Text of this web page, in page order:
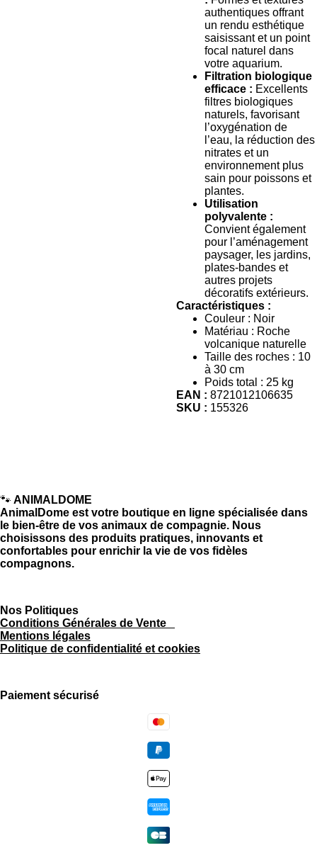
authentiques offrant
un rendu esthétique
saisissant et un point
focal naturel dans
votre aquarium.
Filtration biologique
efficace : Excellents
filtres biologiques
naturels, favorisant
l’oxygénation de
l’eau, la réduction des
nitrates et un
environnement plus
sain pour poissons et
plantes.
Utilisation
polyvalente :
Convient également
pour l’aménagement
paysager, les jardins,
plates-bandes et
autres projets
décoratifs extérieurs.
Caractéristiques :
Couleur : Noir
Matériau : Roche
volcanique naturelle
Taille des roches : 10
à 30 cm
Poids total : 25 kg
EAN : 8721012106635
SKU : 155326
🐾 ANIMALDOME
AnimalDome est votre boutique en ligne spécialisée dans
le bien-être de vos animaux de compagnie. Nous
choisissons des produits pratiques, innovants et
confortables pour enrichir la vie de vos fidèles
compagnons.
Nos Politiques
Conditions Générales de Vente
Mentions légales
Politique de confidentialité et cookies
Paiement sécurisé